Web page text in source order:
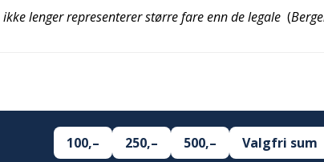
lenger representerer større fare enn de legale (
100,– 250,– 500,– Valgfri sum